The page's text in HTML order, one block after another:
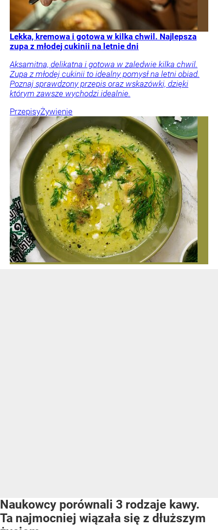
Lekka, kremowa i gotowa w kilka chwil. Najlepsza
zupa z młodej cukinii na letnie dni
Aksamitna, delikatna i gotowa w zaledwie kilka chwil.
Zupa z młodej cukinii to idealny pomysł na letni obiad.
Poznaj sprawdzony przepis oraz wskazówki, dzięki
którym zawsze wychodzi idealnie.
PrzepisyŻywienie
Naukowcy porównali 3 rodzaje kawy.
Ta najmocniej wiązała się z dłuższym